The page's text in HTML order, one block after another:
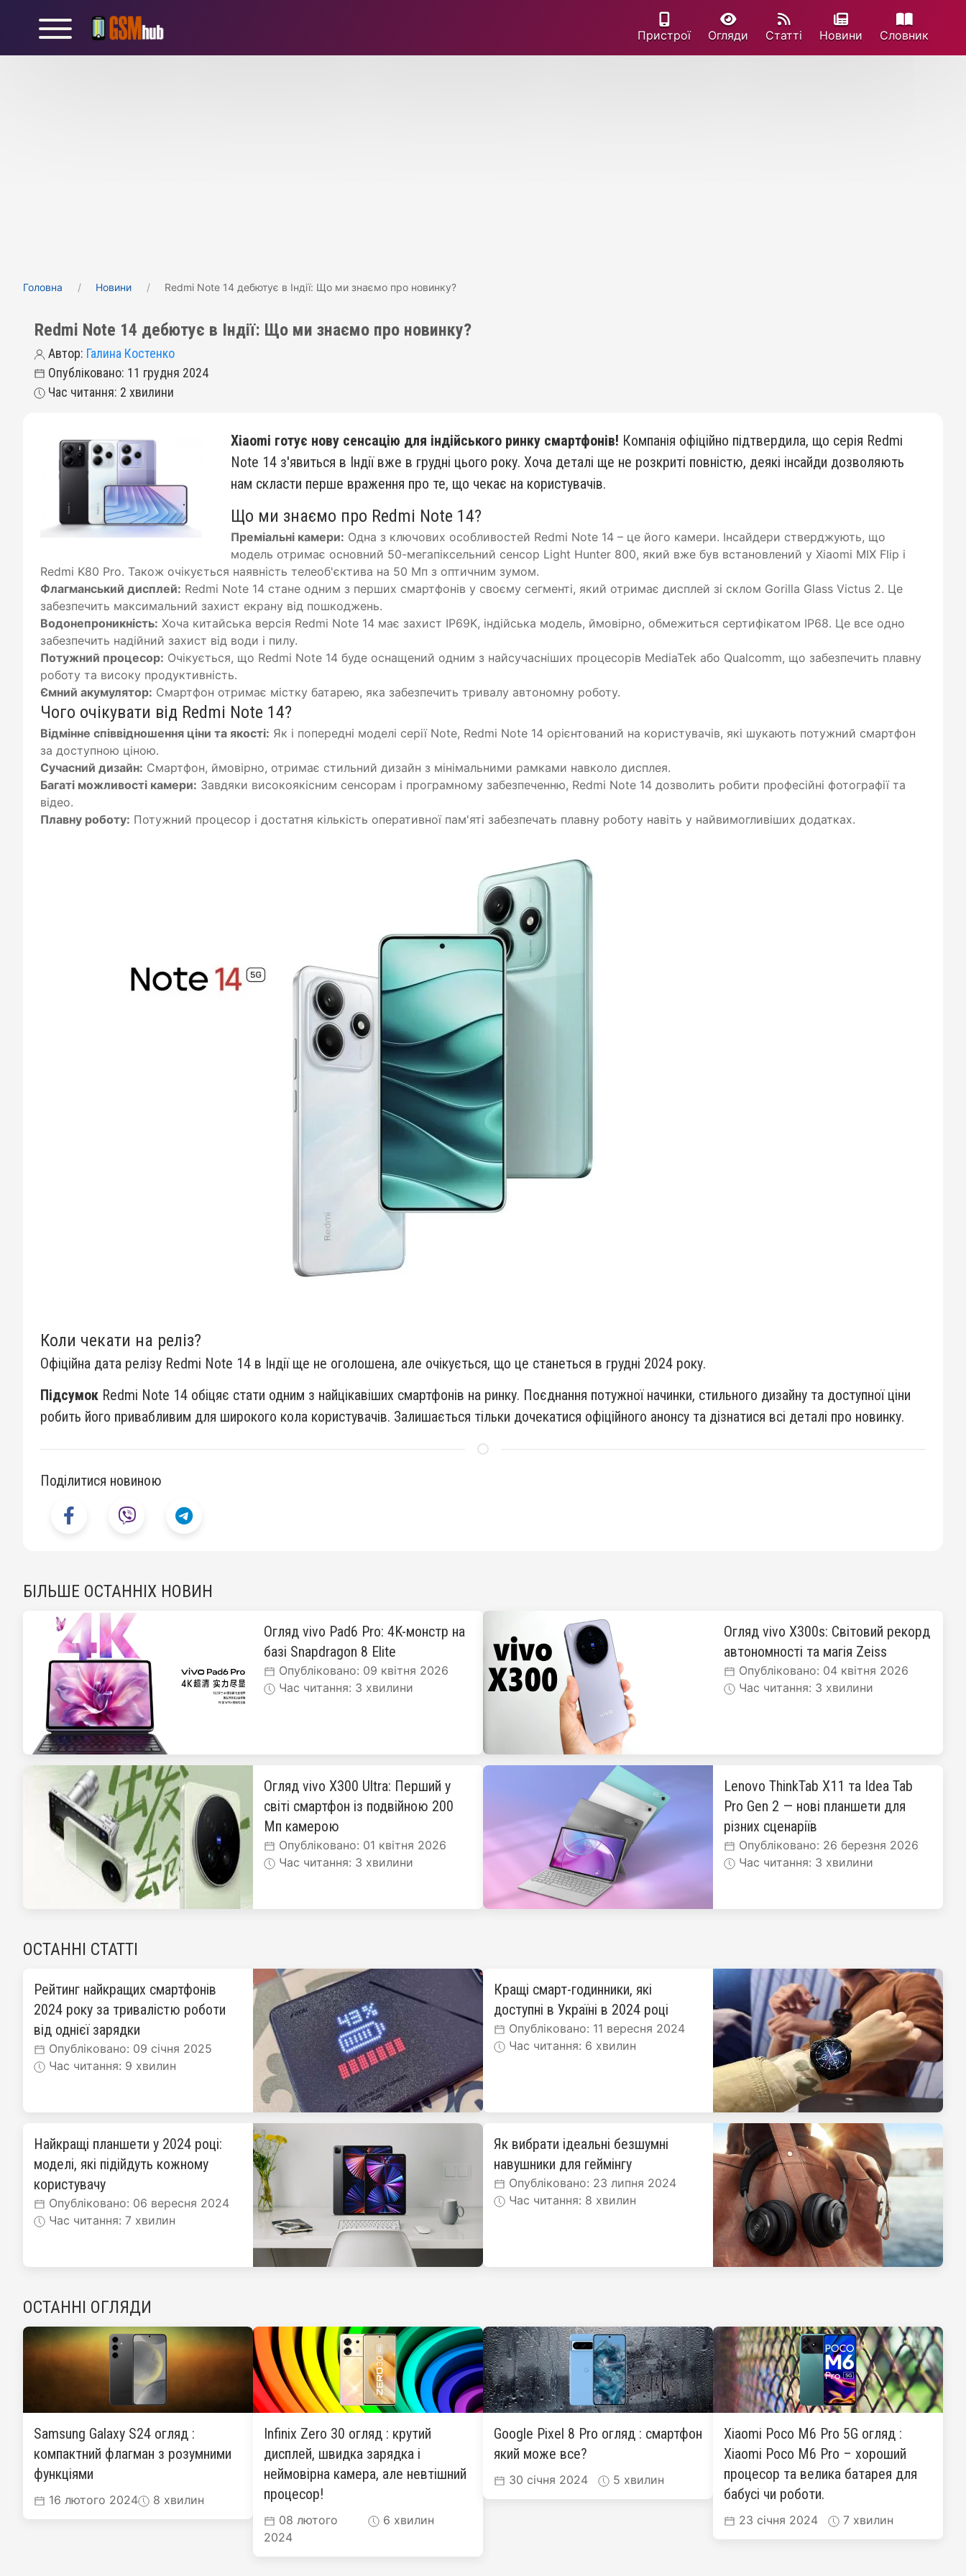
Пристрої Огляди Статті Новини Cловник
Головна Новини Redmi Note 14 дебютує в Індії: Що ми знаємо про новинку?
Redmi Note 14 дебютує в Індії: Що ми знаємо про новинку?
Автор: Галина Костенко
Опубліковано: 11 грудня 2024
Час читання: 2 хвилини
Xiaomi готує нову сенсацію для індійського ринку смартфонів! Компанія офіційно підтвердила, що серія Redmi
Note 14 з'явиться в Індії вже в грудні цього року. Хоча деталі ще не розкриті повністю, деякі інсайди дозволяють
нам скласти перше враження про те, що чекає на користувачів.
Що ми знаємо про Redmi Note 14?
Преміальні камери: Одна з ключових особливостей Redmi Note 14 – це його камери. Інсайдери стверджують, що
модель отримає основний 50-мегапіксельний сенсор Light Hunter 800, який вже був встановлений у Xiaomi MIX Flip і
Redmi K80 Pro. Також очікується наявність телеоб'єктива на 50 Мп з оптичним зумом.
Флагманський дисплей: Redmi Note 14 стане одним з перших смартфонів у своєму сегменті, який отримає дисплей зі склом Gorilla Glass Victus 2. Це
забезпечить максимальний захист екрану від пошкоджень.
Водонепроникність: Хоча китайська версія Redmi Note 14 має захист IP69K, індійська модель, ймовірно, обмежиться сертифікатом IP68. Це все одно
забезпечить надійний захист від води і пилу.
Потужний процесор: Очікується, що Redmi Note 14 буде оснащений одним з найсучасніших процесорів MediaTek або Qualcomm, що забезпечить плавну
роботу та високу продуктивність.
Ємний акумулятор: Смартфон отримає містку батарею, яка забезпечить тривалу автономну роботу.
Чого очікувати від Redmi Note 14?
Відмінне співвідношення ціни та якості: Як і попередні моделі серії Note, Redmi Note 14 орієнтований на користувачів, які шукають потужний смартфон
за доступною ціною.
Сучасний дизайн: Смартфон, ймовірно, отримає стильний дизайн з мінімальними рамками навколо дисплея.
Багаті можливості камери: Завдяки високоякісним сенсорам і програмному забезпеченню, Redmi Note 14 дозволить робити професійні фотографії та
відео.
Плавну роботу: Потужний процесор і достатня кількість оперативної пам'яті забезпечать плавну роботу навіть у найвимогливіших додатках.
Коли чекати на реліз?
Офіційна дата релізу Redmi Note 14 в Індії ще не оголошена, але очікується, що це станеться в грудні 2024 року.
Підсумок Redmi Note 14 обіцяє стати одним з найцікавіших смартфонів на ринку. Поєднання потужної начинки, стильного дизайну та доступної ціни
робить його привабливим для широкого кола користувачів. Залишається тільки дочекатися офіційного анонсу та дізнатися всі деталі про новинку.
Поділитися новиною
БІЛЬШЕ ОСТАННІХ НОВИН
Огляд vivo Pad6 Pro: 4K-монстр на
базі Snapdragon 8 Elite
Опубліковано: 09 квітня 2026
Час читання: 3 хвилини
Огляд vivo X300s: Світовий рекорд
автономності та магія Zeiss
Опубліковано: 04 квітня 2026
Час читання: 3 хвилини
Огляд vivo X300 Ultra: Перший у
світі смартфон із подвійною 200
Мп камерою
Опубліковано: 01 квітня 2026
Час читання: 3 хвилини
Lenovo ThinkTab X11 та Idea Tab
Pro Gen 2 — нові планшети для
різних сценаріїв
Опубліковано: 26 березня 2026
Час читання: 3 хвилини
ОСТАННІ СТАТТІ
Рейтинг найкращих смартфонів
2024 року за тривалістю роботи
від однієї зарядки
Опубліковано: 09 січня 2025
Час читання: 9 хвилин
Кращі смарт-годинники, які
доступні в Україні в 2024 році
Опубліковано: 11 вересня 2024
Час читання: 6 хвилин
Найкращі планшети у 2024 році:
моделі, які підійдуть кожному
користувачу
Опубліковано: 06 вересня 2024
Час читання: 7 хвилин
Як вибрати ідеальні безшумні
навушники для геймінгу
Опубліковано: 23 липня 2024
Час читання: 8 хвилин
ОСТАННІ ОГЛЯДИ
Samsung Galaxy S24 огляд :
компактний флагман з розумними
функціями
16 лютого 2024 8 хвилин
Infinix Zero 30 огляд : крутий
дисплей, швидка зарядка і
неймовірна камера, але невтішний
процесор!
08 лютого
2024
6 хвилин
Google Pixel 8 Pro огляд : смартфон
який може все?
30 січня 2024 5 хвилин
Xiaomi Poco M6 Pro 5G огляд :
Xiaomi Poco M6 Pro – хороший
процесор та велика батарея для
бабусі чи роботи.
23 січня 2024 7 хвилин